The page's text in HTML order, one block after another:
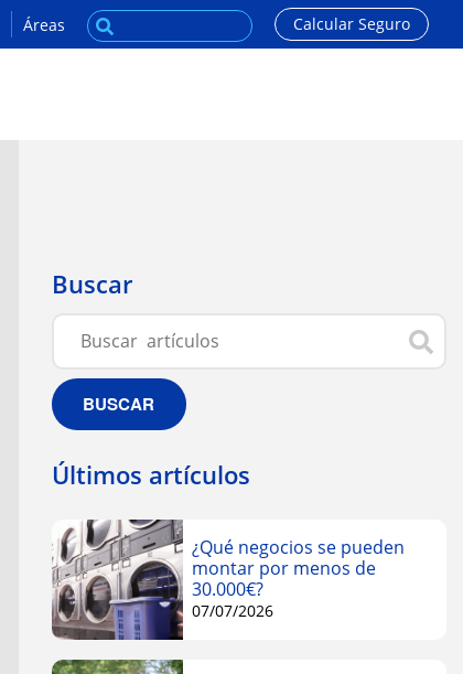
Áreas Calcular Seguro
Buscar
BUSCAR
Últimos artículos
¿Qué negocios se pueden
montar por menos de
30.000€?
07/07/2026